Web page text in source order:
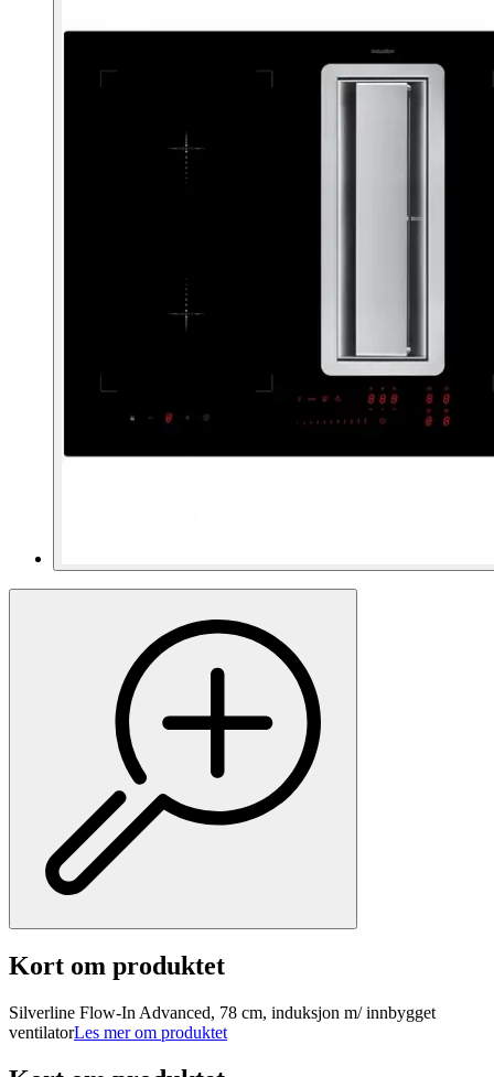
Kort om produktet
Silverline Flow-In Advanced, 78 cm, induksjon m/ innbygget
ventilatorLes mer om produktet